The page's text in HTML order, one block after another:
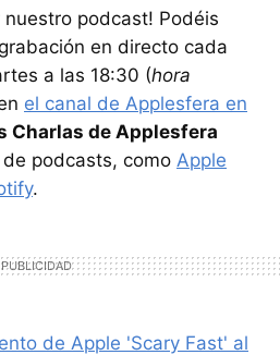
nuestro podcast! Podéis
en directo cada
a las 18:30 (hora
el canal de Applesfera en
Charlas de Applesfera
podcasts, como Apple
.
de Apple 'Scary Fast' al